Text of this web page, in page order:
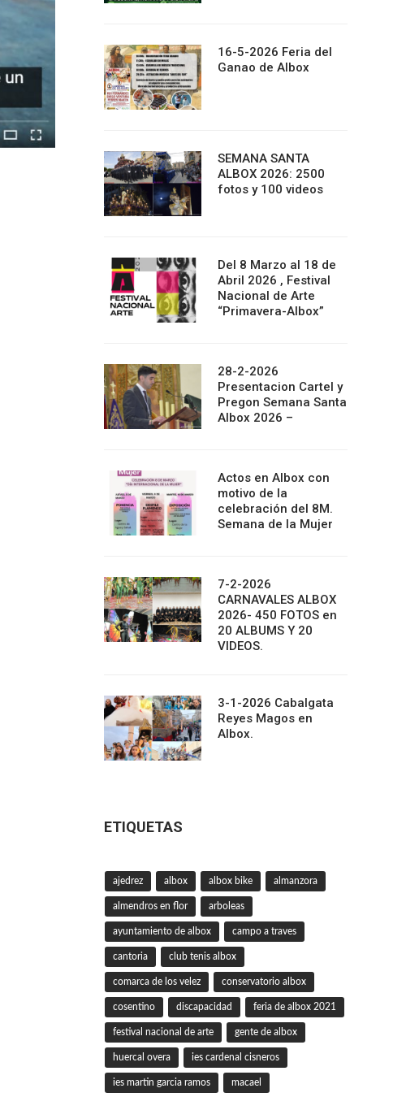
16-5-2026 Feria del
Ganao de Albox
SEMANA SANTA
ALBOX 2026: 2500
fotos y 100 videos
Del 8 Marzo al 18 de
Abril 2026 , Festival
Nacional de Arte
“Primavera-Albox”
28-2-2026
Presentacion Cartel y
Pregon Semana Santa
Albox 2026 –
Actos en Albox con
motivo de la
celebración del 8M.
Semana de la Mujer
7-2-2026
CARNAVALES ALBOX
2026- 450 FOTOS en
20 ALBUMS Y 20
VIDEOS.
3-1-2026 Cabalgata
Reyes Magos en
Albox.
ETIQUETAS
ajedrez albox albox bike almanzora
almendros en flor arboleas
ayuntamiento de albox campo a traves
cantoria club tenis albox
comarca de los velez conservatorio albox
cosentino discapacidad feria de albox 2021
festival nacional de arte gente de albox
huercal overa ies cardenal cisneros
ies martin garcia ramos macael